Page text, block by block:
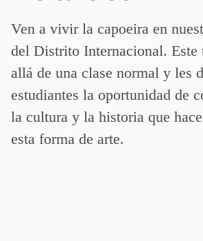
Ven a vivir la capoeira en
del Distrito Internacional. Este
allá de una clase normal y les
estudiantes la oportunidad de
la cultura y la historia que
esta forma de arte.